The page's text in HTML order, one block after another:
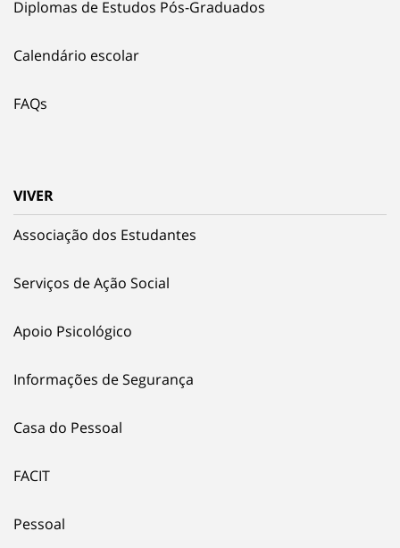
Diplomas de Estudos Pós-Graduados
Calendário escolar
FAQs
VIVER
Associação dos Estudantes
Serviços de Ação Social
Apoio Psicológico
Informações de Segurança
Casa do Pessoal
FACIT
Pessoal